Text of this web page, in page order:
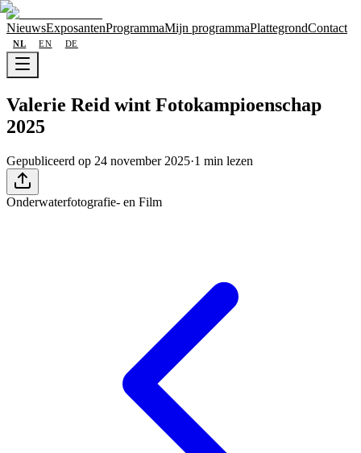
NieuwsExposantenProgrammaMijn programmaPlattegrondContact
NL EN DE
Valerie Reid wint Fotokampioenschap
2025
Gepubliceerd op 24 november 2025·1 min lezen
Onderwaterfotografie- en Film